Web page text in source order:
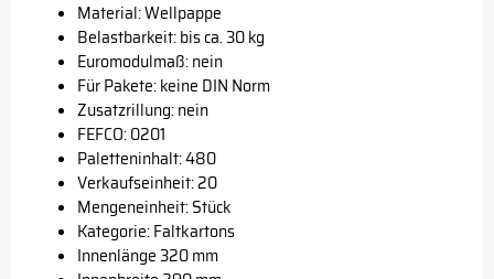
Material: Wellpappe
Belastbarkeit: bis ca. 30 kg
Euromodulmaß: nein
Für Pakete: keine DIN Norm
Zusatzrillung: nein
FEFCO: 0201
Paletteninhalt: 480
Verkaufseinheit: 20
Mengeneinheit: Stück
Kategorie: Faltkartons
Innenlänge 320 mm